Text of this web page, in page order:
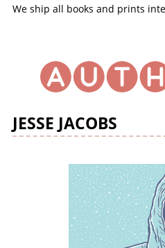
We ship all books and prints
JESSE JACOBS